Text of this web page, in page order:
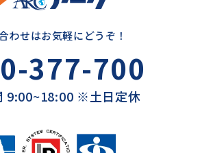
わせはお気軽にどうぞ！
377-700
9:00~18:00 ※土日定休